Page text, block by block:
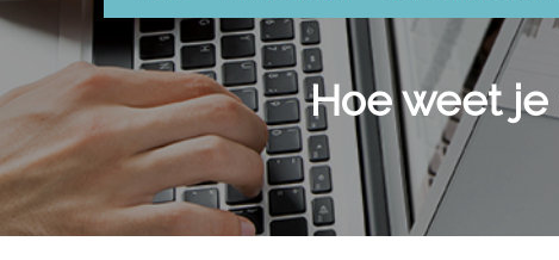
Hoe weet